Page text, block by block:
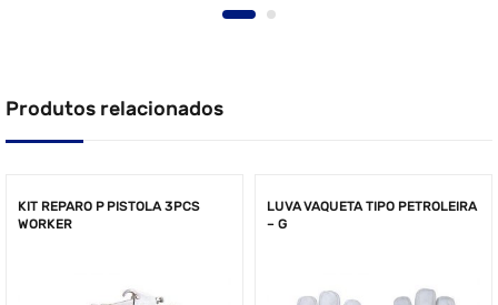
Produtos relacionados
KIT REPARO P PISTOLA 3PCS
WORKER
LUVA VAQUETA TIPO PETROLEIRA
– G